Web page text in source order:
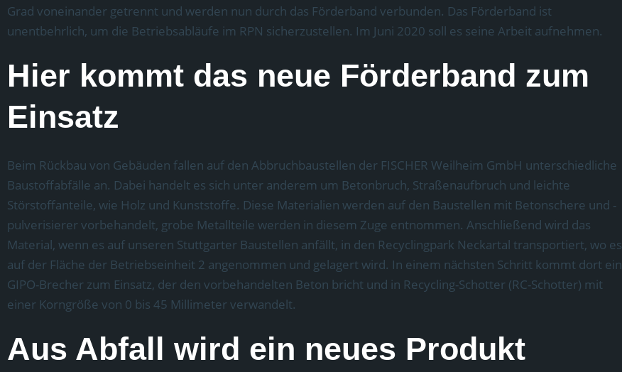
Grad voneinander getrennt und werden nun durch das Förderband verbunden. Das Förderband ist
unentbehrlich, um die Betriebsabläufe im RPN sicherzustellen. Im Juni 2020 soll es seine Arbeit aufnehmen.
Hier kommt das neue Förderband zum
Einsatz
Beim Rückbau von Gebäuden fallen auf den Abbruchbaustellen der FISCHER Weilheim GmbH unterschiedliche
Baustoffabfälle an. Dabei handelt es sich unter anderem um Betonbruch, Straßenaufbruch und leichte
Störstoffanteile, wie Holz und Kunststoffe. Diese Materialien werden auf den Baustellen mit Betonschere und -
pulverisierer vorbehandelt, grobe Metallteile werden in diesem Zuge entnommen. Anschließend wird das
Material, wenn es auf unseren Stuttgarter Baustellen anfällt, in den Recyclingpark Neckartal transportiert, wo es
auf der Fläche der Betriebseinheit 2 angenommen und gelagert wird. In einem nächsten Schritt kommt dort ein
GIPO-Brecher zum Einsatz, der den vorbehandelten Beton bricht und in Recycling-Schotter (RC-Schotter) mit
einer Korngröße von 0 bis 45 Millimeter verwandelt.
Aus Abfall wird ein neues Produkt